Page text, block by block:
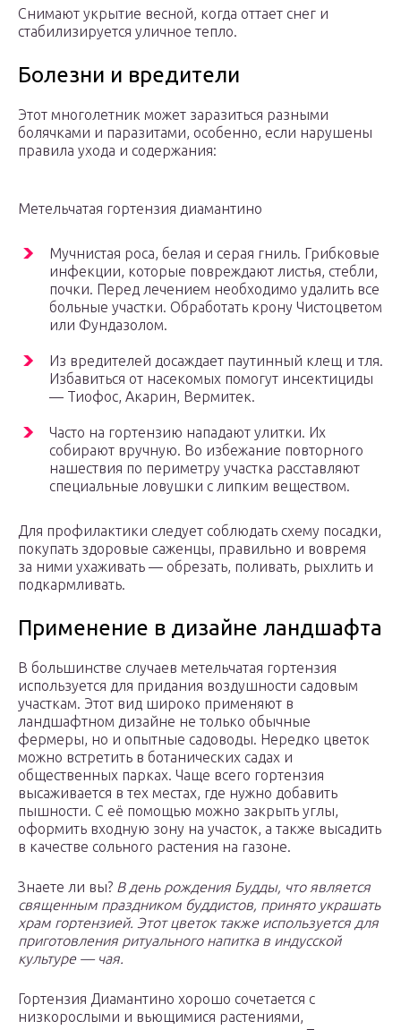
Снимают укрытие весной, когда оттает снег и
стабилизируется уличное тепло.
Болезни и вредители
Этот многолетник может заразиться разными
болячками и паразитами, особенно, если нарушены
правила ухода и содержания:
Метельчатая гортензия диамантино
Мучнистая роса, белая и серая гниль. Грибковые
инфекции, которые повреждают листья, стебли,
почки. Перед лечением необходимо удалить все
больные участки. Обработать крону Чистоцветом
или Фундазолом.
Из вредителей досаждает паутинный клещ и тля.
Избавиться от насекомых помогут инсектициды
— Тиофос, Акарин, Вермитек.
Часто на гортензию нападают улитки. Их
собирают вручную. Во избежание повторного
нашествия по периметру участка расставляют
специальные ловушки с липким веществом.
Для профилактики следует соблюдать схему посадки,
покупать здоровые саженцы, правильно и вовремя
за ними ухаживать — обрезать, поливать, рыхлить и
подкармливать.
Применение в дизайне ландшафта
В большинстве случаев метельчатая гортензия
используется для придания воздушности садовым
участкам. Этот вид широко применяют в
ландшафтном дизайне не только обычные
фермеры, но и опытные садоводы. Нередко цветок
можно встретить в ботанических садах и
общественных парках. Чаще всего гортензия
высаживается в тех местах, где нужно добавить
пышности. С её помощью можно закрыть углы,
оформить входную зону на участок, а также высадить
в качестве сольного растения на газоне.
Знаете ли вы? В день рождения Будды, что является
священным праздником буддистов, принято украшать
храм гортензией. Этот цветок также используется для
приготовления ритуального напитка в индусской
культуре — чая.
Гортензия Диамантино хорошо сочетается с
низкорослыми и вьющимися растениями,